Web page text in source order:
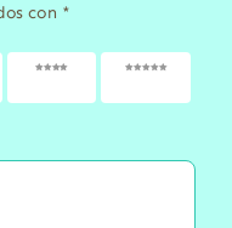
con *
4 de 5
5 de 5